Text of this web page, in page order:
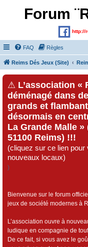
Forum
http://
FAQ Règles
Reims Dés Jeux (Site)
⚠ L’association «
déménagé dans
grands et
désormais en
La Grande Malle »
51100 Reims) !!!
(cliquez sur ce lien
nouveaux locaux)
)
Bienvenue sur le forum
jeux de société modernes à
L’association ouvre à
ludique en compagnie de
De ce fait, si vous avez le